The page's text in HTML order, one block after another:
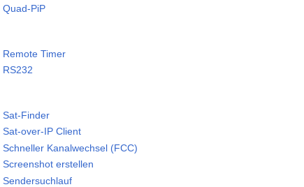
Quad-PiP
Remote Timer
RS232
Sat-Finder
Sat-over-IP Client
Schneller Kanalwechsel (FCC)
Screenshot erstellen
Sendersuchlauf